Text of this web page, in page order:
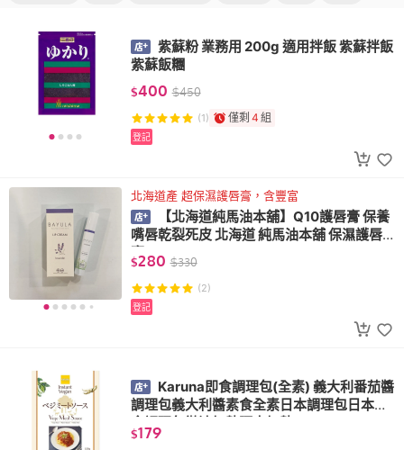
紫蘇粉 業務用 200g 適用拌飯 紫蘇拌飯
紫蘇飯糰
$400 $450
(1) 僅剩 4 組
登記
北海道產 超保濕護唇膏，含豐富
【北海道純馬油本舖】Q10護唇膏 保養
嘴唇乾裂死皮 北海道 純馬油本舖 保濕護唇
膏
$280 $330
(2)
登記
Karuna即食調理包(全素) 義大利番茄醬
調理包義大利醬素食全素日本調理包日本素
食調理包微波加熱隔水加熱
$179